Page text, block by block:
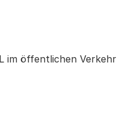
Geschäft
im öffentlichen Verkehr